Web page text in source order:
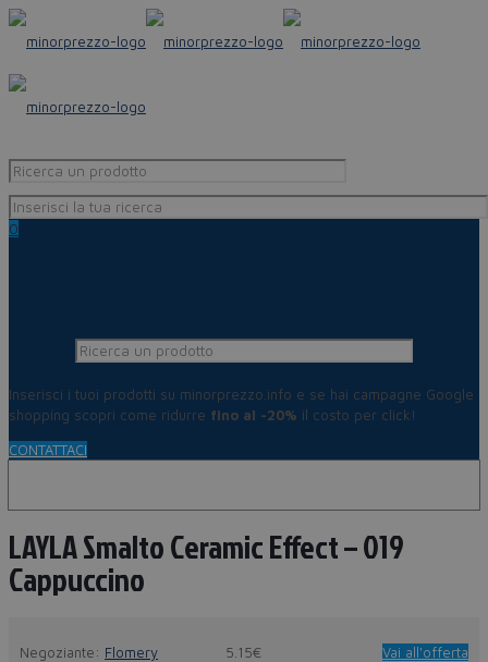
0
Inserisci i tuoi prodotti su minorprezzo.info e se hai campagne Google
shopping scopri come ridurre fino al -20% il costo per click!
CONTATTACI
LAYLA Smalto Ceramic Effect – 019
Cappuccino
Negoziante: Flomery 5.15€ Vai all'offerta